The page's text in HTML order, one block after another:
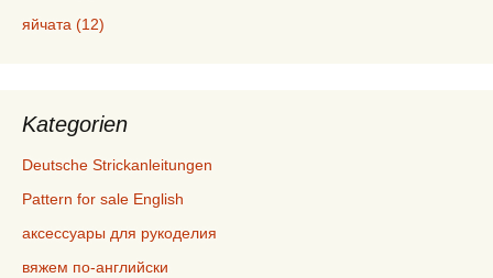
яйчата (12)
Kategorien
Deutsche Strickanleitungen
Pattern for sale English
аксессуары для рукоделия
вяжем по-английски